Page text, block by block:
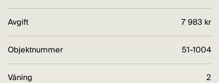
Avgift 7 983 kr
Objektnummer 51-1004
Våning 2